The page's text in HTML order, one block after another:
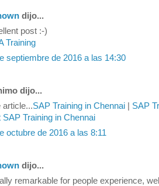
dijo...
post :-)
Training
septiembre de 2016 a las 14:30
dijo...
article...SAP Training in Chennai
SAP
SAP Training in Chennai
octubre de 2016 a las 8:11
dijo...
remarkable for people experience,